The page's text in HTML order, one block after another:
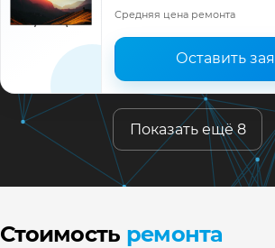
ремонта, запчасти и
месяцев.
Средняя цена ремонта
Оставить
Показать ещё 8
Стоимость ремонта